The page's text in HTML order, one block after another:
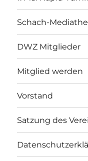
Schach-
DWZ Mitglieder
Mitglied werden
Vorstand
Satzung des